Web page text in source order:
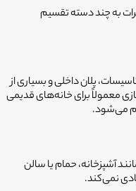
به چند دسته تقسیم
پلان داخلی و بسیاری از
معمولاً برای خانه‌های قدیمی
می‌شود.
آشپزخانه، حمام یا سالن
نمی‌کند.